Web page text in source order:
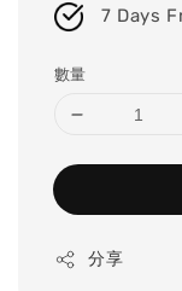
7 Days
數量
分享